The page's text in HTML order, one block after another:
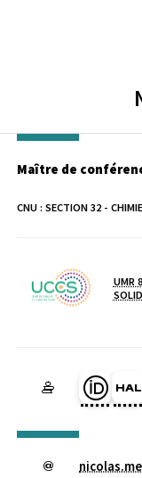
Maître de
CNU : SECTION 32 -
Laboratoire / équipe
UMR
Page